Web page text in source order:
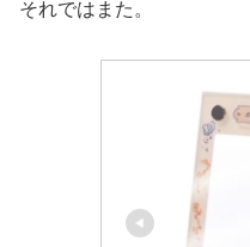
それではまた。